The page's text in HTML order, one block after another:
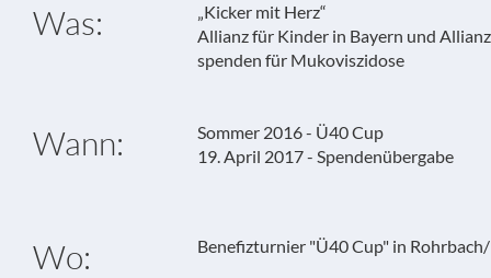
Was:
„Kicker mit Herz“
Allianz für Kinder in Bayern und
spenden für Mukoviszidose
Wann:
Sommer 2016 - Ü40 Cup
19. April 2017 - Spendenübergabe
Wo: Benefizturnier "Ü40 Cup" in